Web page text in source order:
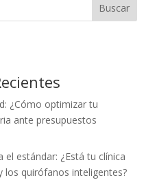
Buscar
¿Cómo optimizar tu
ante presupuestos
el estándar: ¿Está tu clínica
los quirófanos inteligentes?